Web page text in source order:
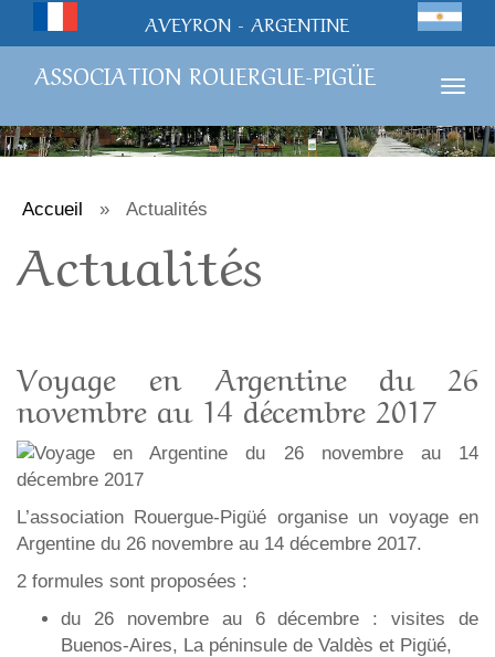
AVEYRON - ARGENTINE
ASSOCIATION ROUERGUE-PIGÜE
Accueil » Actualités
Actualités
Voyage en Argentine du 26
novembre au 14 décembre 2017
L’association Rouergue-Pigüé organise un voyage en
Argentine du 26 novembre au 14 décembre 2017.
2 formules sont proposées :
du 26 novembre au 6 décembre : visites de
Buenos-Aires, La péninsule de Valdès et Pigüé,